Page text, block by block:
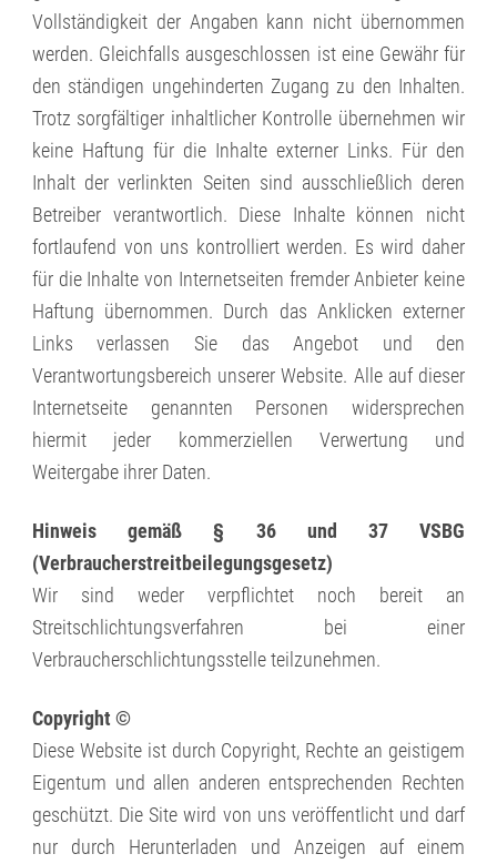
Vollständigkeit der Angaben kann nicht übernommen
werden. Gleichfalls ausgeschlossen ist eine Gewähr für
den ständigen ungehinderten Zugang zu den Inhalten.
Trotz sorgfältiger inhaltlicher Kontrolle übernehmen wir
keine Haftung für die Inhalte externer Links. Für den
Inhalt der verlinkten Seiten sind ausschließlich deren
Betreiber verantwortlich. Diese Inhalte können nicht
fortlaufend von uns kontrolliert werden. Es wird daher
für die Inhalte von Internetseiten fremder Anbieter keine
Haftung übernommen. Durch das Anklicken externer
Links verlassen Sie das Angebot und den
Verantwortungsbereich unserer Website. Alle auf dieser
Internetseite genannten Personen widersprechen
hiermit jeder kommerziellen Verwertung und
Weitergabe ihrer Daten.
Hinweis gemäß § 36 und 37 VSBG
(Verbraucherstreitbeilegungsgesetz)
Wir sind weder verpflichtet noch bereit an
Streitschlichtungsverfahren bei einer
Verbraucherschlichtungsstelle teilzunehmen.
Copyright ©
Diese Website ist durch Copyright, Rechte an geistigem
Eigentum und allen anderen entsprechenden Rechten
geschützt. Die Site wird von uns veröffentlicht und darf
nur durch Herunterladen und Anzeigen auf einem